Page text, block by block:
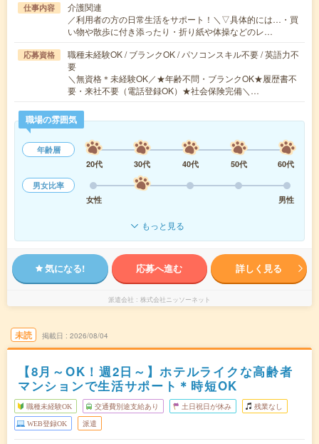
仕事内容
介護関連
／利用者の方の日常生活をサポート！＼▽具体的には…・買
い物や散歩に付き添ったり・折り紙や体操などのレ…
応募資格
職種未経験OK / ブランクOK / パソコンスキル不要 / 英語力不
要
＼無資格＊未経験OK／★年齢不問・ブランクOK★履歴書不
要・来社不要（電話登録OK）★社会保険完備＼…
職場の雰囲気
年齢層
20代
30代 40代 50代
60代
男女比率
女性
男性
もっと見る
気になる! 応募へ進む 詳しく見る
派遣会社 株式会社ニッソーネット
未読 掲載日 2026/08/04
【8月～OK！週2日～】ホテルライクな高齢者
マンションで生活サポート＊時短OK
職種未経験OK 交通費別途支給あり 土日祝日が休み 残業なし
WEB登録OK 派遣